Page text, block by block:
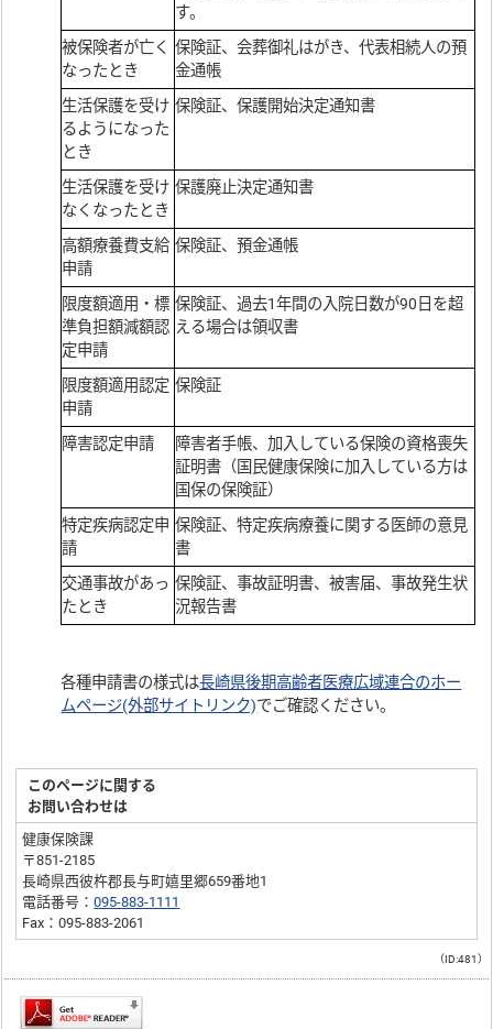
す。
被保険者が亡く
なったとき
保険証、会葬御礼はがき、代表相続人の預
金通帳
生活保護を受け
るようになった
とき
保険証、保護開始決定通知書
生活保護を受け
なくなったとき
保護廃止決定通知書
高額療養費支給
申請
保険証、預金通帳
限度額適用・標
準負担額減額認
定申請
保険証、過去1年間の入院日数が90日を超
える場合は領収書
限度額適用認定
申請
保険証
障害認定申請
障害者手帳、加入している保険の資格喪失
証明書（国民健康保険に加入している方は
国保の保険証）
特定疾病認定申
請
保険証、特定疾病療養に関する医師の意見
書
交通事故があっ
たとき
保険証、事故証明書、被害届、事故発生状
況報告書
各種申請書の様式は長崎県後期高齢者医療広域連合のホー
ムページ(外部サイトリンク)でご確認ください。
このページに関する
お問い合わせは
健康保険課
〒851-2185
長崎県西彼杵郡長与町嬉里郷659番地1
電話番号：095-883-1111
Fax：095-883-2061
（ID:481）